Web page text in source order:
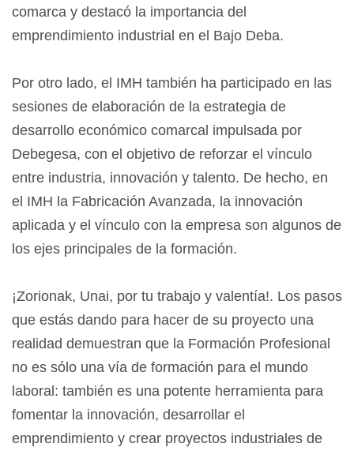
comarca y destacó la importancia del
emprendimiento industrial en el Bajo Deba.
Por otro lado, el IMH también ha participado en las
sesiones de elaboración de la estrategia de
desarrollo económico comarcal impulsada por
Debegesa, con el objetivo de reforzar el vínculo
entre industria, innovación y talento. De hecho, en
el IMH la Fabricación Avanzada, la innovación
aplicada y el vínculo con la empresa son algunos de
los ejes principales de la formación.
¡Zorionak, Unai, por tu trabajo y valentía!. Los pasos
que estás dando para hacer de su proyecto una
realidad demuestran que la Formación Profesional
no es sólo una vía de formación para el mundo
laboral: también es una potente herramienta para
fomentar la innovación, desarrollar el
emprendimiento y crear proyectos industriales de